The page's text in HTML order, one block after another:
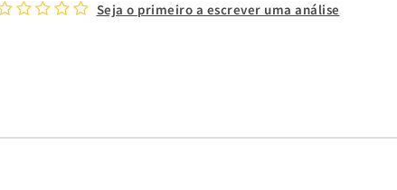
Seja o primeiro a escrever uma análise